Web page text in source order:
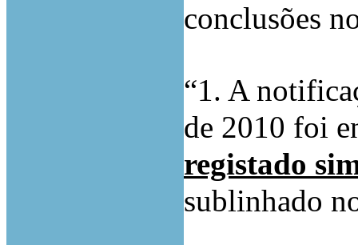
conclusões
“1. A
de 2010 foi
registado
sublinhado